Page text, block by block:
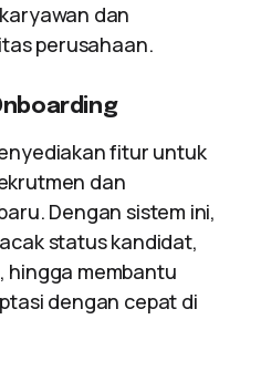
dan
perusahaan.
fitur untuk
dan
Dengan sistem ini,
status kandidat,
hingga membantu
dengan cepat di